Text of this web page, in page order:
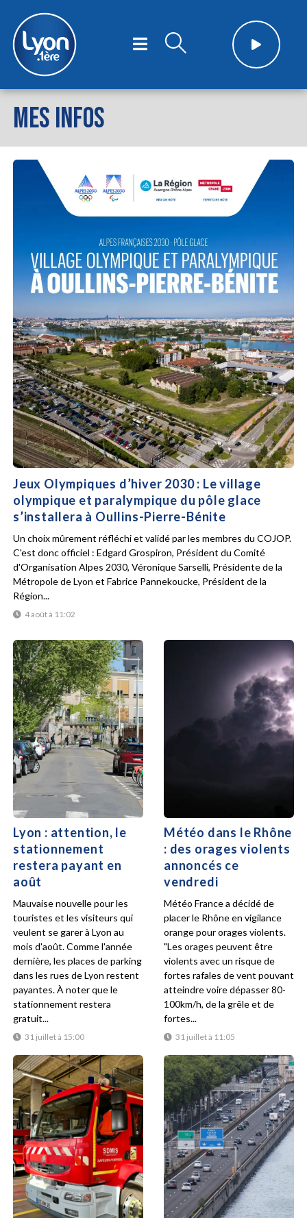
MES INFOS
Jeux Olympiques d’hiver 2030 : Le village
olympique et paralympique du pôle glace
s’installera à Oullins-Pierre-Bénite
4 août à 11:02
Un choix mûrement réfléchi et validé par les membres du COJOP.
C'est donc officiel : Edgard Grospiron, Président du Comité
d'Organisation Alpes 2030, Véronique Sarselli, Présidente de la
Métropole de Lyon et Fabrice Pannekoucke, Président de la
Région...
Lyon : attention, le
stationnement
restera payant en
août
31 juillet à 15:00
Mauvaise nouvelle pour les
touristes et les visiteurs qui
veulent se garer à Lyon au
mois d'août. Comme l'année
dernière, les places de parking
dans les rues de Lyon restent
payantes. À noter que le
stationnement restera
gratuit...
Météo dans le Rhône
: des orages violents
annoncés ce
vendredi
31 juillet à 11:05
Météo France a décidé de
placer le Rhône en vigilance
orange pour orages violents.
"Les orages peuvent être
violents avec un risque de
fortes rafales de vent pouvant
atteindre voire dépasser 80-
100km/h, de la grêle et de
fortes...